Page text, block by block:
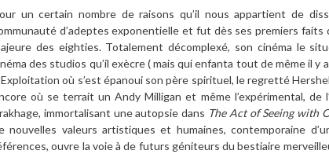
un certain nombre de raisons qu’il nous appartient de
d’adeptes exponentielle et fut dès ses premiers faits
des eighties. Totalement décomplexé, son cinéma le
des studios qu’il exècre ( mais qui enfanta tout de même il y
où s’est épanoui son père spirituel, le regretté
où se terrait un Andy Milligan et même l’expérimental, de
immortalisant une autopsie dans The Act of Seeing with
nouvelles valeurs artistiques et humaines, contemporaine
ouvre la voie à de futurs géniteurs du bestiaire